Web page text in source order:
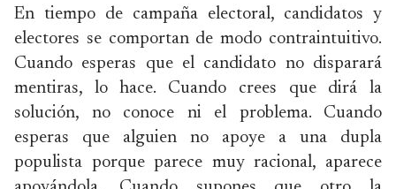
En tiempo de campaña electoral, candidatos y
electores se comportan de modo contraintuitivo.
Cuando esperas que el candidato no disparará
mentiras, lo hace. Cuando crees que dirá la
solución, no conoce ni el problema. Cuando
esperas que alguien no apoye a una dupla
populista porque parece muy racional, aparece